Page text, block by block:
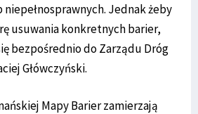
Jednak żeby
usuwania konkretnych barier,
bezpośrednio do Zarządu Dróg
Główczyński.
Mapy Barier zamierzają